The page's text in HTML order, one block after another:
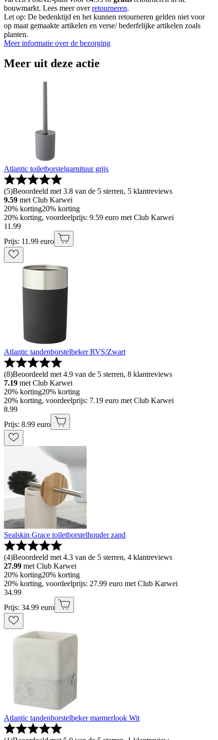
bouwmarkt. Lees meer overretourneren.
Let op: De bedenktijd en het kunnen retourneren gelden niet voor
op maat gemaakte artikelen en verse/ bederfelijke artikelen zoals
planten.
Meer informatie over de bezorging
Meer uit deze actie
Atlantic toiletborstelgarnituur grijs
(5)Beoordeeld met 3.8 van de 5 sterren, 5 klantreviews
9.59 met Club Karwei
20% korting20% korting
20% korting, voordeelprijs: 9.59 euro met Club Karwei
11 .99
Prijs: 11.99 euro
Atlantic tandenborstelbeker RVS/Zwart
(8)Beoordeeld met 4.9 van de 5 sterren, 8 klantreviews
7.19 met Club Karwei
20% korting20% korting
20% korting, voordeelprijs: 7.19 euro met Club Karwei
8.99
Prijs: 8.99 euro
Sealskin Grace toiletborstelhouder zand
(4)Beoordeeld met 4.3 van de 5 sterren, 4 klantreviews
27.99 met Club Karwei
20% korting20% korting
20% korting, voordeelprijs: 27.99 euro met Club Karwei
34.99
Prijs: 34.99 euro
Atlantic tandenborstelbeker marmerlook Wit